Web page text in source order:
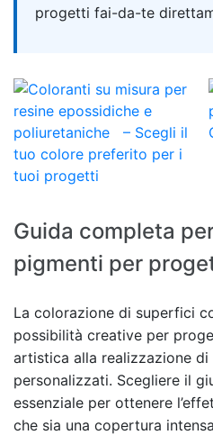
progetti fai-da-te
Guida completa
pigmenti per
La colorazione di superfici
possibilità creative per
artistica alla realizzazione
personalizzati. Scegliere il
essenziale per ottenere
che sia una copertura